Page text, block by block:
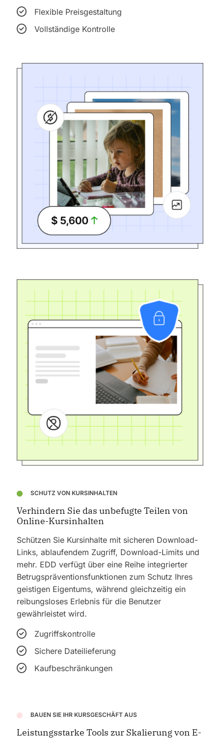
Flexible Preisgestaltung
Vollständige Kontrolle
SCHUTZ VON KURSINHALTEN
Verhindern Sie das unbefugte Teilen von
Online-Kursinhalten
Schützen Sie Kursinhalte mit sicheren Download-
Links, ablaufendem Zugriff, Download-Limits und
mehr. EDD verfügt über eine Reihe integrierter
Betrugspräventionsfunktionen zum Schutz Ihres
geistigen Eigentums, während gleichzeitig ein
reibungsloses Erlebnis für die Benutzer
gewährleistet wird.
Zugriffskontrolle
Sichere Dateilieferung
Kaufbeschränkungen
BAUEN SIE IHR KURSGESCHÄFT AUS
Leistungsstarke Tools zur Skalierung von E-